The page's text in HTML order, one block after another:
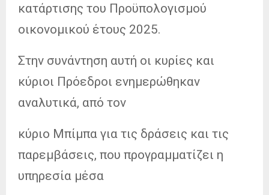
κατάρτισης του Προϋπολογισμού
οικονομικού έτους 2025.
Στην συνάντηση αυτή οι κυρίες και
κύριοι Πρόεδροι ενημερώθηκαν
αναλυτικά, από τον
κύριο Μπίμπα για τις δράσεις και τις
παρεμβάσεις, που προγραμματίζει η
υπηρεσία μέσα